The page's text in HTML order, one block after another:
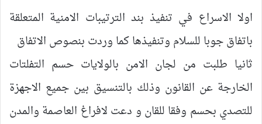
اولا الاسراع في تنفيذ بند الترتيبات الامنية المتعلقة
باتفاق جوبا للسلام وتنفيذها كما وردت بنصوص الاتفاق
ثانيا طلبت من لجان الامن بالولايات حسم التفلتات
الخارجة عن القانون وذلك بالتنسيق بين جميع الاجهزة
للتصدي بحسم وفقا للقان و دعت لافراغ العاصمة والمدن